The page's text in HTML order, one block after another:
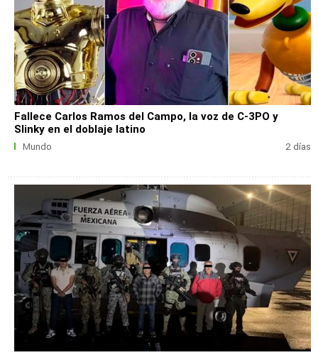
Fallece Carlos Ramos del Campo, la voz de C-3PO y
Slinky en el doblaje latino
Mundo 2 días